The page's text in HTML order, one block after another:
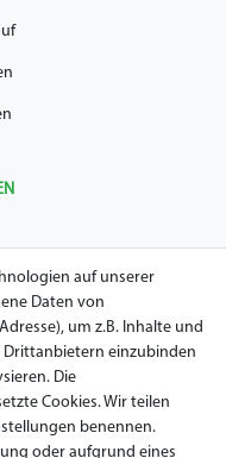
auf unserer
Daten von
um z.B. Inhalte und
Drittanbietern einzubinden
Die
Cookies. Wir teilen
benennen.
oder aufgrund eines